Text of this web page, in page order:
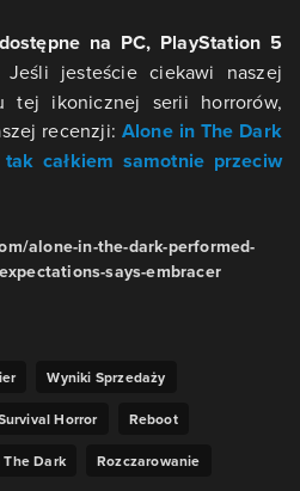
na PC, PlayStation 5
Jeśli jesteście ciekawi naszej
tej ikonicznej serii horrorów,
recenzji: Alone in The Dark
całkiem samotnie przeciw
alone-in-the-dark-performed-
says-embracer
Wyniki Sprzedaży
Horror
Reboot
Dark Rozczarowanie